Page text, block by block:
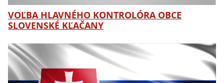
VOĽBA HLAVNÉHO KONTROLÓRA OBCE
SLOVENSKÉ KĽAČANY